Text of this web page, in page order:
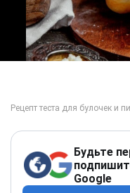
Будьте
Google